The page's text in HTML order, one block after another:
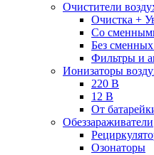
Очистители
Очистка +
Cо
Без
Фильтры и
Ионизаторы
220 В
12 В
От
Обеззараживатели
Озонаторы